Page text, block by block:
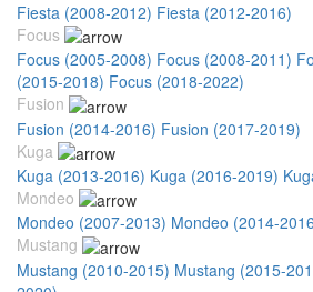
Fiesta (2008-2012) Fiesta (2012-2016)
Focus
Focus (2005-2008) Focus (2008-2011)
(2015-2018) Focus (2018-2022)
Fusion
Fusion (2014-2016) Fusion (2017-2019)
Kuga
Kuga (2013-2016) Kuga (2016-2019)
Mondeo
Mondeo (2007-2013) Mondeo (2014-
Mustang
Mustang (2010-2015) Mustang (2015-